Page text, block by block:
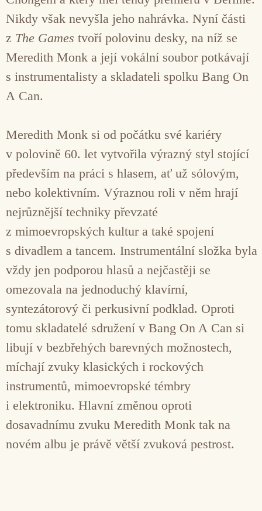
Nikdy však nevyšla jeho nahrávka. Nyní části
z The Games tvoří polovinu desky, na níž se
Meredith Monk a její vokální soubor potkávají
s instrumentalisty a skladateli spolku Bang On
A Can.
Meredith Monk si od počátku své kariéry
v polovině 60. let vytvořila výrazný styl stojící
především na práci s hlasem, ať už sólovým,
nebo kolektivním. Výraznou roli v něm hrají
nejrůznější techniky převzaté
z mimoevropských kultur a také spojení
s divadlem a tancem. Instrumentální složka byla
vždy jen podporou hlasů a nejčastěji se
omezovala na jednoduchý klavírní,
syntezátorový či perkusivní podklad. Oproti
tomu skladatelé sdružení v Bang On A Can si
libují v bezbřehých barevných možnostech,
míchají zvuky klasických i rockových
instrumentů, mimoevropské témbry
i elektroniku. Hlavní změnou oproti
dosavadnímu zvuku Meredith Monk tak na
novém albu je právě větší zvuková pestrost.